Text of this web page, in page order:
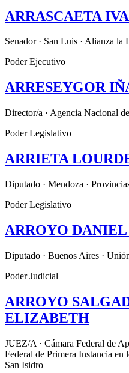
ARRASCAETA
Senador · San Luis · Alianza la
Poder Ejecutivo
ARRESEYGOR
Director/a · Agencia Nacional
Poder Legislativo
ARRIETA
Diputado · Mendoza ·
Poder Legislativo
ARROYO
Diputado · Buenos Aires ·
Poder Judicial
ARROYO
ELIZABETH
JUEZ/A · Cámara Federal de
Federal de Primera Instancia
San Isidro